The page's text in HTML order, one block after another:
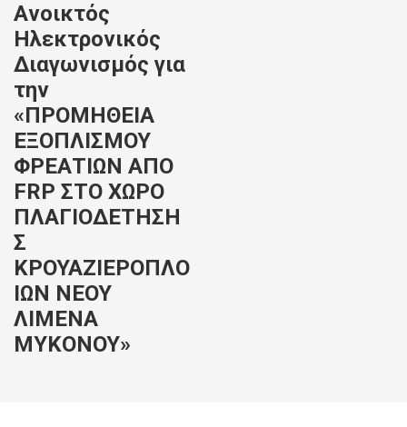
Aνοικτός
Ηλεκτρονικός
Διαγωνισμός για
την
«ΠΡΟΜΗΘΕΙΑ
ΕΞΟΠΛΙΣΜΟΥ
ΦΡΕΑΤΙΩΝ ΑΠΟ
FRP ΣΤΟ ΧΩΡΟ
ΠΛΑΓΙΟΔΕΤΗΣΗ
Σ
ΚΡΟΥΑΖΙΕΡΟΠΛΟ
ΙΩΝ ΝΕΟΥ
ΛΙΜΕΝΑ
ΜΥΚΟΝΟΥ»